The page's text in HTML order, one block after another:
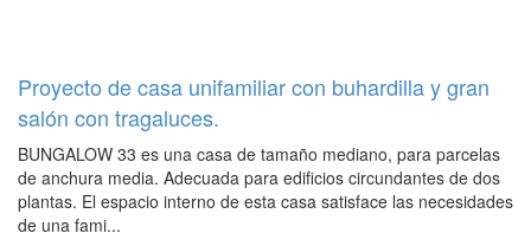
Proyecto de casa unifamiliar con buhardilla y gran
salón con tragaluces.
BUNGALOW 33 es una casa de tamaño mediano, para parcelas
de anchura media. Adecuada para edificios circundantes de dos
plantas. El espacio interno de esta casa satisface las necesidades
de una fami...